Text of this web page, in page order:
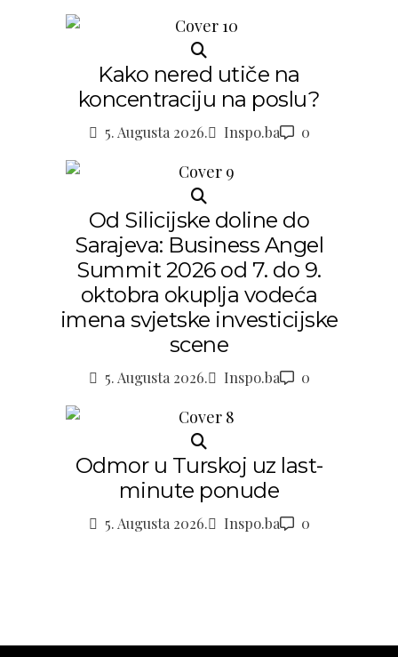
Kako nered utiče na
koncentraciju na poslu?
5. Augusta 2026. Inspo.ba 0
Od Silicijske doline do
Sarajeva: Business Angel
Summit 2026 od 7. do 9.
oktobra okuplja vodeća
imena svjetske investicijske
scene
5. Augusta 2026. Inspo.ba 0
Odmor u Turskoj uz last-
minute ponude
5. Augusta 2026. Inspo.ba 0